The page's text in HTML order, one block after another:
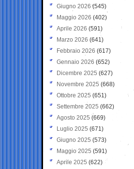
Giugno 2026 (545)
Maggio 2026 (402)
Aprile 2026 (591)
Marzo 2026 (641)
Febbraio 2026 (617)
Gennaio 2026 (652)
Dicembre 2025 (627)
Novembre 2025 (668)
Ottobre 2025 (651)
Settembre 2025 (662)
Agosto 2025 (669)
Luglio 2025 (671)
Giugno 2025 (573)
Maggio 2025 (591)
Aprile 2025 (622)